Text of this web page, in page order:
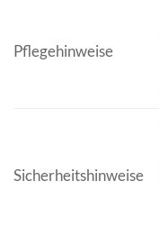
Pflegehinweise
Sicherheitshinweise